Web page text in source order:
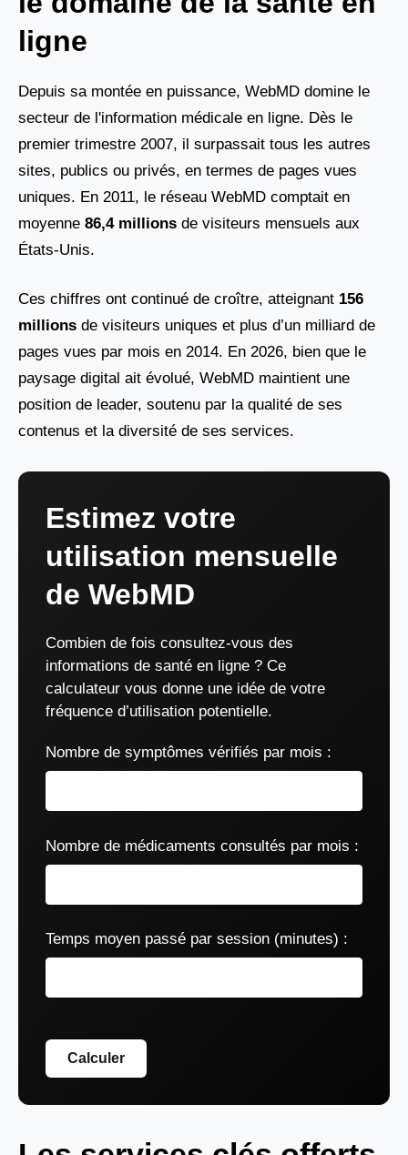
ligne
Depuis sa montée en puissance, WebMD domine le
secteur de l'information médicale en ligne. Dès le
premier trimestre 2007, il surpassait tous les autres
sites, publics ou privés, en termes de pages vues
uniques. En 2011, le réseau WebMD comptait en
moyenne 86,4 millions de visiteurs mensuels aux
États-Unis.
Ces chiffres ont continué de croître, atteignant 156
millions de visiteurs uniques et plus d’un milliard de
pages vues par mois en 2014. En 2026, bien que le
paysage digital ait évolué, WebMD maintient une
position de leader, soutenu par la qualité de ses
contenus et la diversité de ses services.
Estimez votre
utilisation mensuelle
de WebMD
Combien de fois consultez-vous des
informations de santé en ligne ? Ce
calculateur vous donne une idée de votre
fréquence d’utilisation potentielle.
Nombre de symptômes vérifiés par mois :
Nombre de médicaments consultés par mois :
Temps moyen passé par session (minutes) :
Calculer